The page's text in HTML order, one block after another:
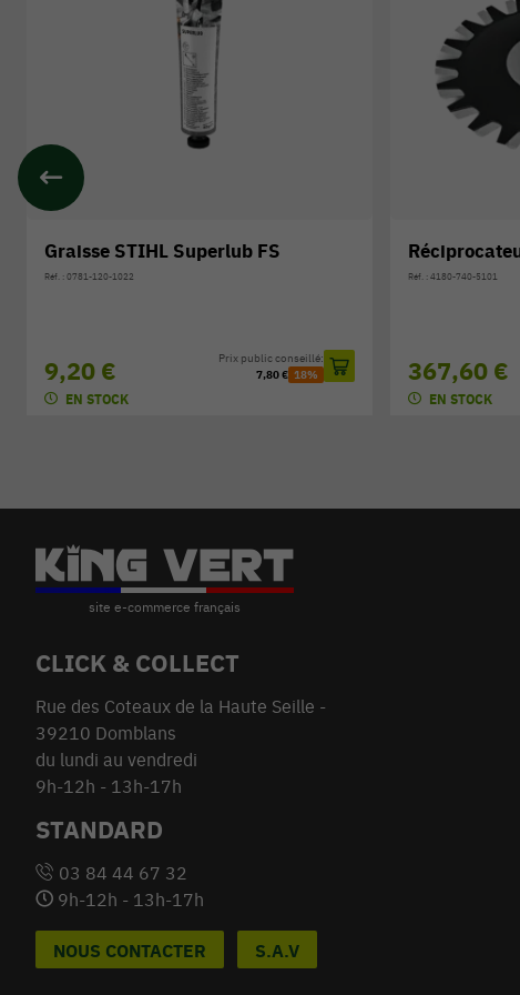
FS
7,80 €
18%
Réciprocateur STIHL RG
367,60 €
432,50 € -15%
CLICK & COLLECT
Rue des Coteaux de la Haute Seille -
39210 Domblans
du lundi au vendredi
9h-12h - 13h-17h
STANDARD
03 84 44 67 32
9h-12h - 13h-17h
NOUS CONTACTER S.A.V